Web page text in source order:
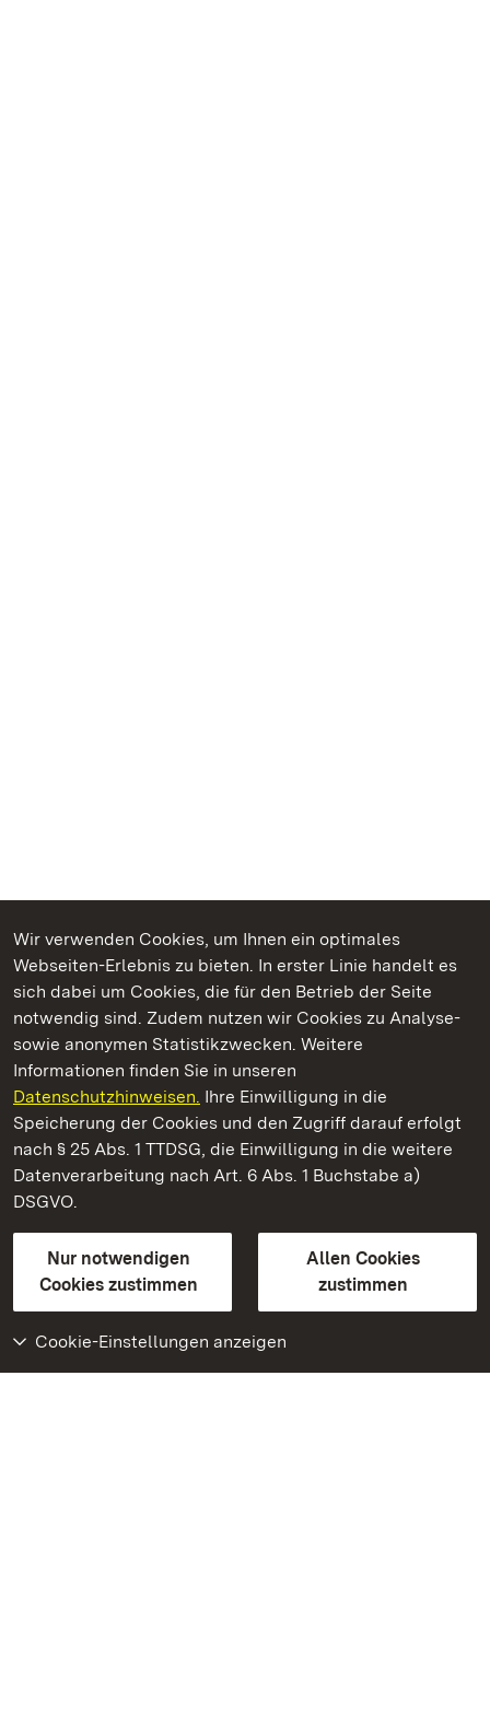
Wir verwenden Cookies, um Ihnen ein optimales
Webseiten-Erlebnis zu bieten. In erster Linie handelt es
sich dabei um Cookies, die für den Betrieb der Seite
notwendig sind. Zudem nutzen wir Cookies zu Analyse-
sowie anonymen Statistikzwecken. Weitere
Informationen finden Sie in unseren
Datenschutzhinweisen. Ihre Einwilligung in die
Speicherung der Cookies und den Zugriff darauf erfolgt
nach § 25 Abs. 1 TTDSG, die Einwilligung in die weitere
Datenverarbeitung nach Art. 6 Abs. 1 Buchstabe a)
DSGVO.
Nur notwendigen
Cookies zustimmen
Allen Cookies
zustimmen
Cookie-Einstellungen anzeigen
Kommen. Staunen. Genießen.
Staatliche Schlösser und Gärten Baden‑Württemberg
Staatliche Schlösser und Gärten Baden-Württemberg
Kontakt
GebärdenspracheLeichte Sprache
Erklärung zur Barrierefreiheit
BITV-konform (geprüfte Seiten)
Weiteres